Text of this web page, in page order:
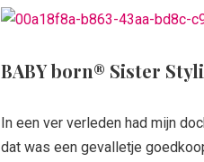
BABY born® Sister
In een ver verleden had mijn
dat was een gevalletje